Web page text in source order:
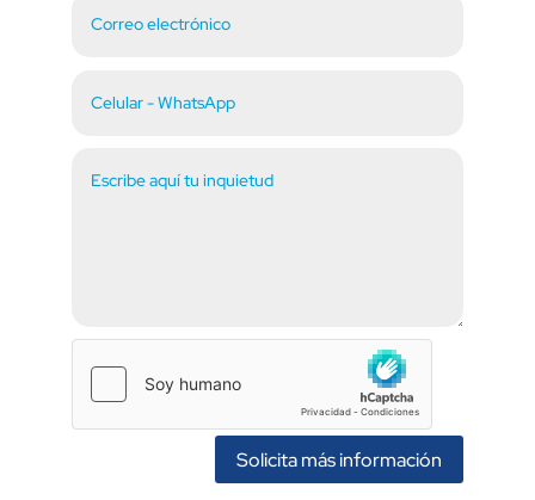
Solicita más información